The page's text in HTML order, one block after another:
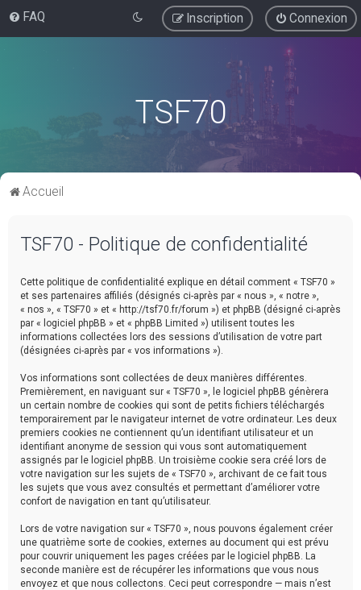
FAQ Connexion
Inscription
TSF70
Accueil
TSF70 - Politique de confidentialité
Cette politique de confidentialité explique en détail comment « TSF70 »
et ses partenaires affiliés (désignés ci-après par « nous », « notre »,
« nos », « TSF70 » et « http://tsf70.fr/forum ») et phpBB (désigné ci-après
par « logiciel phpBB » et « phpBB Limited ») utilisent toutes les
informations collectées lors des sessions d’utilisation de votre part
(désignées ci-après par « vos informations »).
Vos informations sont collectées de deux manières différentes.
Premièrement, en naviguant sur « TSF70 », le logiciel phpBB génèrera
un certain nombre de cookies qui sont de petits fichiers téléchargés
temporairement par le navigateur internet de votre ordinateur. Les deux
premiers cookies ne contiennent qu’un identifiant utilisateur et un
identifiant anonyme de session qui vous sont automatiquement
assignés par le logiciel phpBB. Un troisième cookie sera créé lors de
votre navigation sur les sujets de « TSF70 », archivant de ce fait tous
les sujets que vous avez consultés et permettant d’améliorer votre
confort de navigation en tant qu’utilisateur.
Lors de votre navigation sur « TSF70 », nous pouvons également créer
une quatrième sorte de cookies, externes au document qui est prévu
pour couvrir uniquement les pages créées par le logiciel phpBB. La
seconde manière est de récupérer les informations que vous nous
envoyez et que nous collectons. Ceci peut correspondre — mais n’est